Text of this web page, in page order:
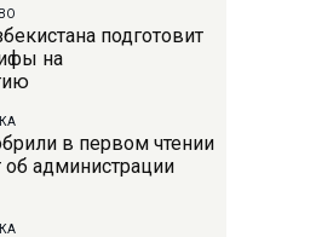
подготовит
на
в первом чтении
об администрации